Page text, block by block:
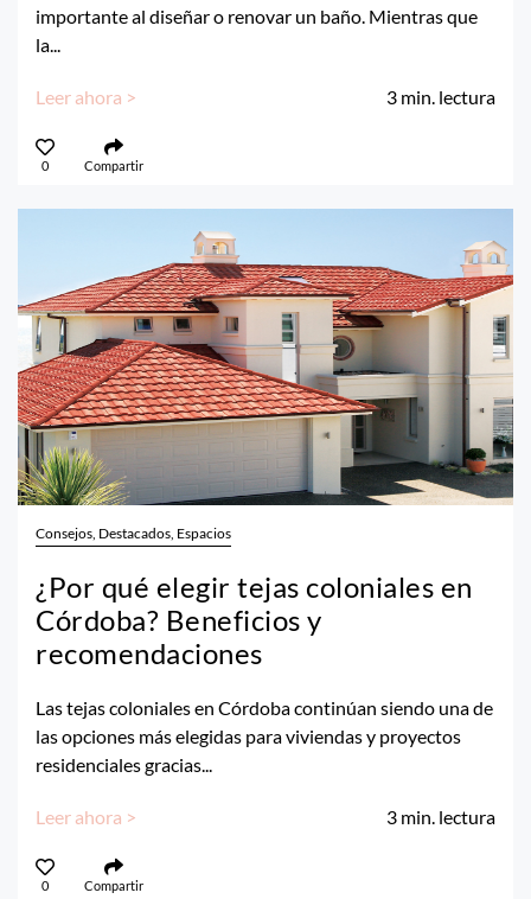
importante al diseñar o renovar un baño. Mientras que
la...
Leer ahora > 3 min. lectura
0 Compartir
Consejos, Destacados, Espacios
¿Por qué elegir tejas coloniales en
Córdoba? Beneficios y
recomendaciones
Las tejas coloniales en Córdoba continúan siendo una de
las opciones más elegidas para viviendas y proyectos
residenciales gracias...
Leer ahora > 3 min. lectura
0 Compartir